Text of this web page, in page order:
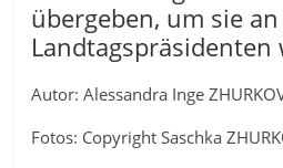
übergeben, um sie
Autor: Alessandra Inge
Fotos: Copyright Saschka